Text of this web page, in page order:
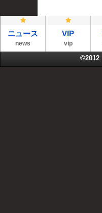
ニュース
news
VIP
vip
©2012